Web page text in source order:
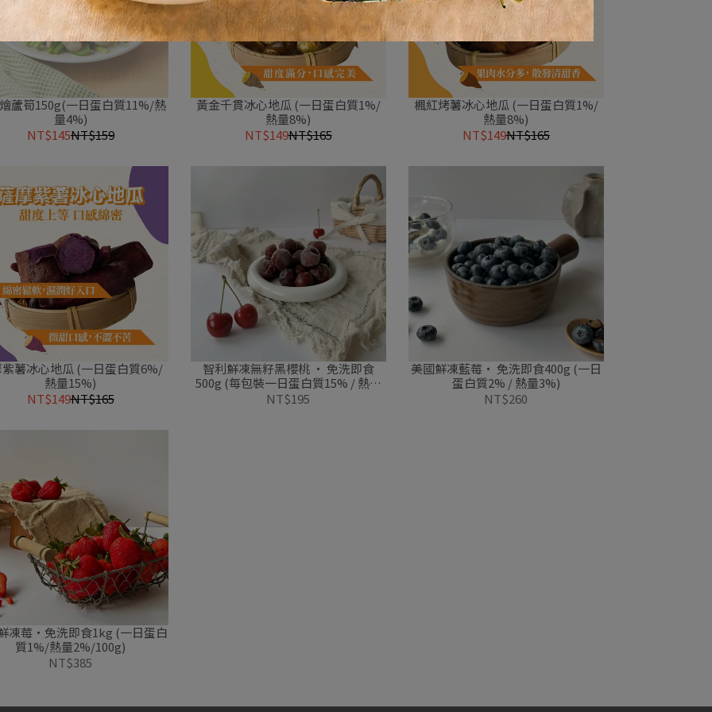
蘆筍150g(一日蛋白質11%/熱
量4%)
NT$145NT$159
黃金千貫冰心地瓜 (一日蛋白質1%/
熱量8%)
NT$149NT$165
楓紅烤薯冰心地瓜 (一日蛋白質1%/
熱量8%)
NT$149NT$165
薯冰心地瓜 (一日蛋白質6%/
熱量15%)
NT$149NT$165
智利鮮凍無籽黑櫻桃 ・ 免洗即食
500g (每包裝一日蛋白質15% / 熱量
20%)
NT$195
美國鮮凍藍莓・ 免洗即食400g (一日
蛋白質2% / 熱量3%)
NT$260
凍莓・免洗即食1kg (一日蛋白
質1%/熱量2%/100g)
NT$385